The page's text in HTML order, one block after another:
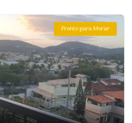
Pronto para Morar